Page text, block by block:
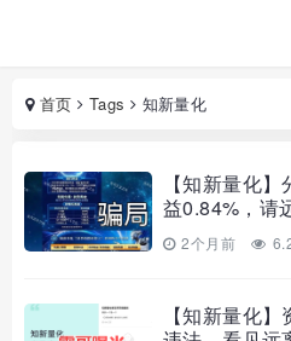
首页 Tags 知新量化
【知新量化
益0.84%，请
2个月前
【知新量化